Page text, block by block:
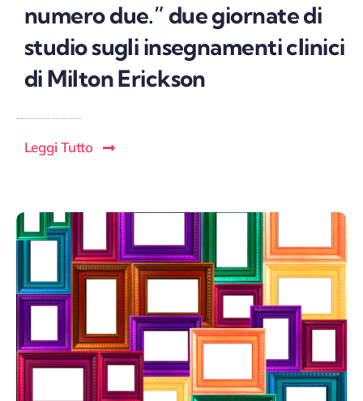
numero due.” due giornate di
studio sugli insegnamenti clinici
di Milton Erickson
Leggi Tutto